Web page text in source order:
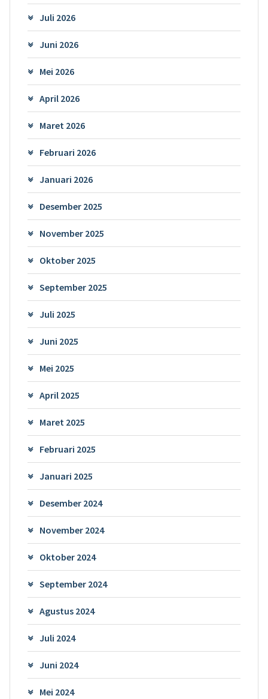
Juli 2026
Juni 2026
Mei 2026
April 2026
Maret 2026
Februari 2026
Januari 2026
Desember 2025
November 2025
Oktober 2025
September 2025
Juli 2025
Juni 2025
Mei 2025
April 2025
Maret 2025
Februari 2025
Januari 2025
Desember 2024
November 2024
Oktober 2024
September 2024
Agustus 2024
Juli 2024
Juni 2024
Mei 2024